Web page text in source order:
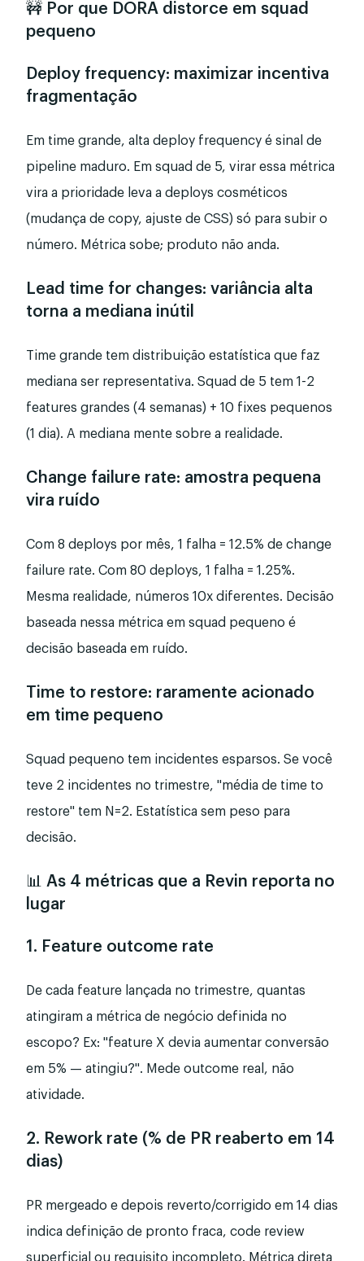
🚧 Por que DORA distorce em squad
pequeno
Deploy frequency: maximizar incentiva
fragmentação
Em time grande, alta deploy frequency é sinal de
pipeline maduro. Em squad de 5, virar essa métrica
vira a prioridade leva a deploys cosméticos
(mudança de copy, ajuste de CSS) só para subir o
número. Métrica sobe; produto não anda.
Lead time for changes: variância alta
torna a mediana inútil
Time grande tem distribuição estatística que faz
mediana ser representativa. Squad de 5 tem 1-2
features grandes (4 semanas) + 10 fixes pequenos
(1 dia). A mediana mente sobre a realidade.
Change failure rate: amostra pequena
vira ruído
Com 8 deploys por mês, 1 falha = 12.5% de change
failure rate. Com 80 deploys, 1 falha = 1.25%.
Mesma realidade, números 10x diferentes. Decisão
baseada nessa métrica em squad pequeno é
decisão baseada em ruído.
Time to restore: raramente acionado
em time pequeno
Squad pequeno tem incidentes esparsos. Se você
teve 2 incidentes no trimestre, "média de time to
restore" tem N=2. Estatística sem peso para
decisão.
📊 As 4 métricas que a Revin reporta no
lugar
1. Feature outcome rate
De cada feature lançada no trimestre, quantas
atingiram a métrica de negócio definida no
escopo? Ex: "feature X devia aumentar conversão
em 5% — atingiu?". Mede outcome real, não
atividade.
2. Rework rate (% de PR reaberto em 14
dias)
PR mergeado e depois reverto/corrigido em 14 dias
indica definição de pronto fraca, code review
superficial ou requisito incompleto. Métrica direta